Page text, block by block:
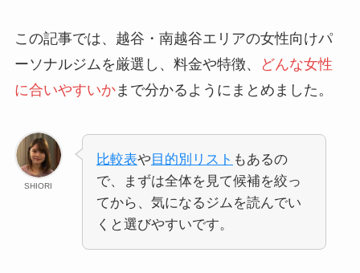
この記事では、越谷・南越谷エリアの女性向けパ
ーソナルジムを厳選し、料金や特徴、
どんな女性
に合いやすいかまで分かるようにまとめました。
SHIORI
比較表や 目的別リスト もあるの
で、まずは全体を見て候補を絞っ
てから、気になるジムを読んでい
くと選びやすいです。